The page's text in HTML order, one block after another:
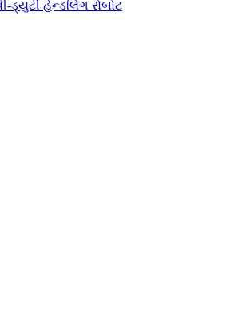
ડ્યુટી હેન્ડલિંગ રોબોટ